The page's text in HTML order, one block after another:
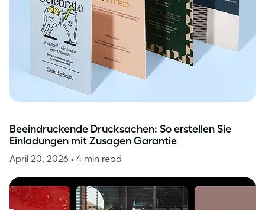
Beeindruckende Drucksachen: So erstellen Sie
Einladungen mit Zusagen Garantie
April 20, 2026 • 4 min read